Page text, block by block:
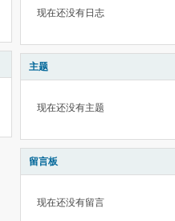
现在还没有日志
主题
现在还没有主题
留言板
现在还没有留言